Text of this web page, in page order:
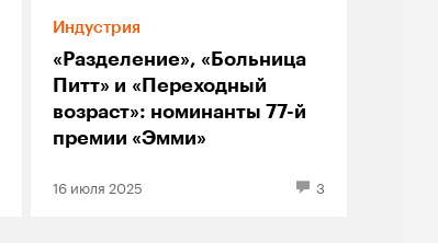
Индустрия
«Разделение», «Больница
Питт» и «Переходный
возраст»: номинанты 77-й
премии «Эмми»
16 июля 2025 3